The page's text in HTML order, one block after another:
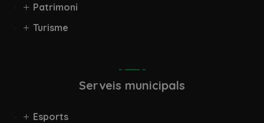
Patrimoni
Turisme
Serveis municipals
Esports